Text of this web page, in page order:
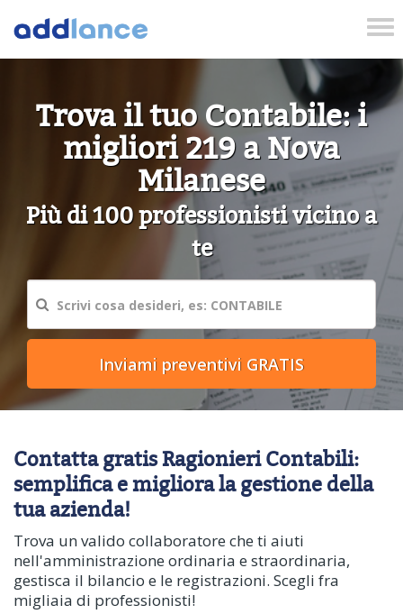
Trova il tuo Contabile: i
migliori 219 a Nova
Milanese
Più di 100 professionisti vicino a
te
Contatta gratis Ragionieri Contabili:
semplifica e migliora la gestione della
tua azienda!
Trova un valido collaboratore che ti aiuti
nell'amministrazione ordinaria e straordinaria,
gestisca il bilancio e le registrazioni. Scegli fra
migliaia di professionisti!